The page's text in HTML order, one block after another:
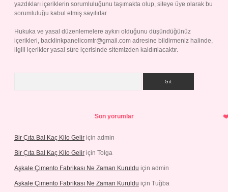
yazdıkları içeriklerin sorumluluğunu taşımakta olup, siteye üye olarak bu
sorumluluğu kabul etmiş sayılırlar.
Hukuka ve yasal düzenlemelere aykırı olduğunu düşündüğünüz
içerikleri, backlinkpanelicomtr@gmail.com adresine bildirmeniz halinde,
ilgili içerikler yasal süre içerisinde sitemizden kaldırılacaktır.
Son yorumlar
Bir Çıta Bal Kaç Kilo Gelir için admin
Bir Çıta Bal Kaç Kilo Gelir için Tolga
Aşkale Çimento Fabrikası Ne Zaman Kuruldu için admin
Aşkale Çimento Fabrikası Ne Zaman Kuruldu için Tuğba